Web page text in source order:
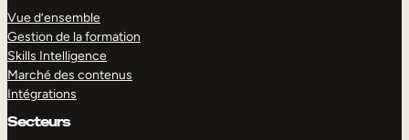
Vue d’ensemble
Gestion de la formation
Skills Intelligence
Marché des contenus
Intégrations
Secteurs